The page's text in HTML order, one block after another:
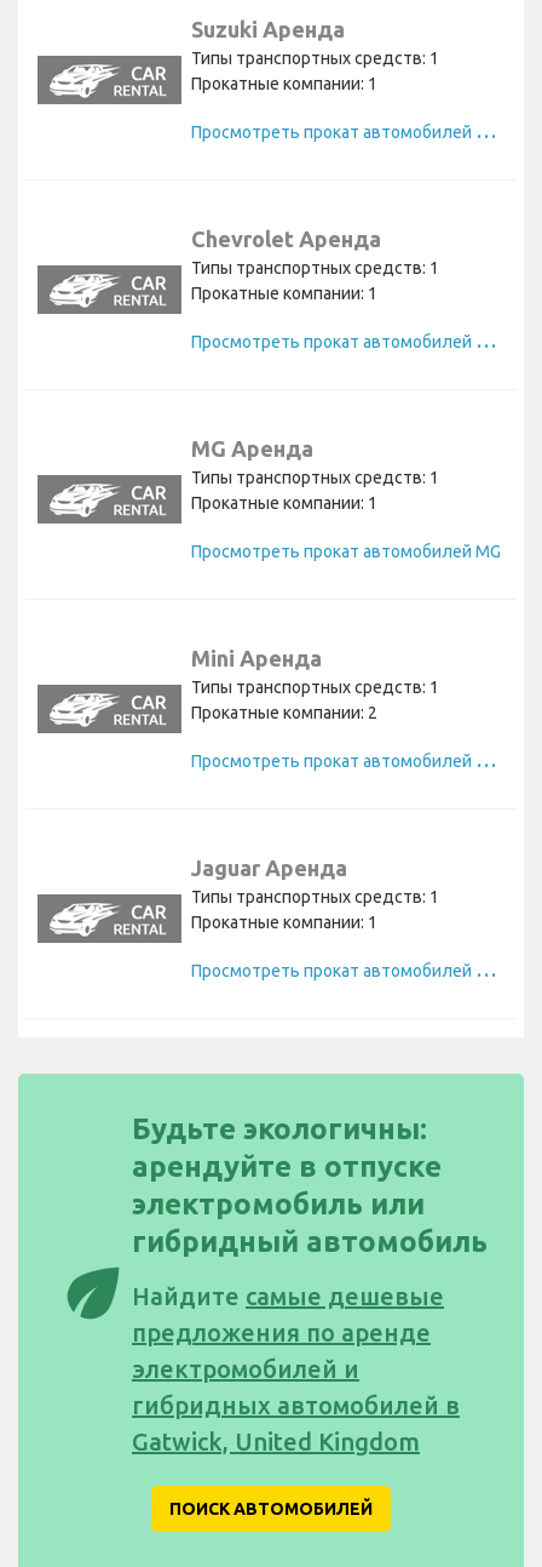
Suzuki Аренда
Типы транспортных средств: 1
Прокатные компании: 1
П
росмотреть прокат автомобилей Suzuki
Chevrolet Аренда
Типы транспортных средств: 1
Прокатные компании: 1
П
росмотреть прокат автомобилей Chevrolet
MG Аренда
Типы транспортных средств: 1
Прокатные компании: 1
Просмотреть прокат автомобилей MG
Mini Аренда
Типы транспортных средств: 1
Прокатные компании: 2
П
росмотреть прокат автомобилей Mini
Jaguar Аренда
Типы транспортных средств: 1
Прокатные компании: 1
П
росмотреть прокат автомобилей Jaguar
eco
Будьте экологичны:
арендуйте в отпуске
электромобиль или
гибридный автомобиль
Найдите самые дешевые
предложения по аренде
электромобилей и
гибридных автомобилей в
Gatwick, United Kingdom
ПОИСК АВТОМОБИЛЕЙ